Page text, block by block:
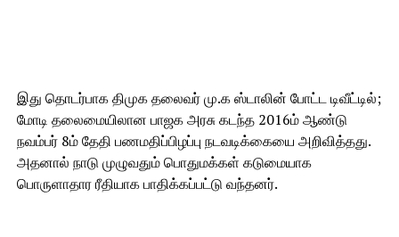
இது தொடர்பாக திமுக தலைவர் மு.க ஸ்டாலின் போட்ட டிவீட்டில்;
மோடி தலைமையிலான பாஜக அரசு கடந்த 2016ம் ஆண்டு
நவம்பர் 8ம் தேதி பணமதிப்பிழப்பு நடவடிக்கையை அறிவித்தது.
அதனால் நாடு முழுவதும் பொதுமக்கள் கடுமையாக
பொருளாதார ரீதியாக பாதிக்கப்பட்டு வந்தனர்.